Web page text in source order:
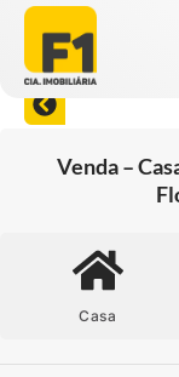
Venda –
Casa